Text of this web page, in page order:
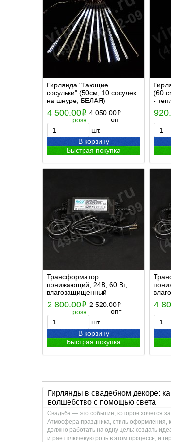
Гирлянда "Тающие
сосульки" (50см, 10 сосулек
на шнуре, БЕЛАЯ)
4 500.00i
розн
4 050.00i
опт
шт.
В корзину
Быстрая покупка
(60
-
Трансформатор
понижающий, 24В, 60 Вт,
влагозащищенный
2 800.00i
розн
2 520.00i
опт
шт.
В корзину
Быстрая покупка
4
Гирлянды в свадебном декоре:
волшебство с помощью света
Свадьба — это событие, которое хочется
Атмосфера праздника, стиль оформления,
должно работать на одну цель: создать
играет ключевую роль в этом процессе, и